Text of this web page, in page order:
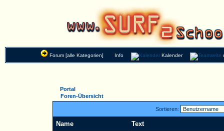
Forum [alle Kategorien] Info Kalender
Portal
Foren-Übersicht
Sortieren:
Name Text